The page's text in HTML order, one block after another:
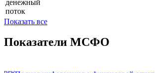
денежный
поток
Показать все
Показатели МСФО
new